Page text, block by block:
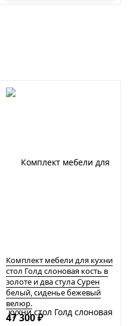
Комплект мебели для кухни
стол Голд слоновая кость в
золоте и два стула Сурен
белый, сиденье бежевый
велюр.
47 300₽